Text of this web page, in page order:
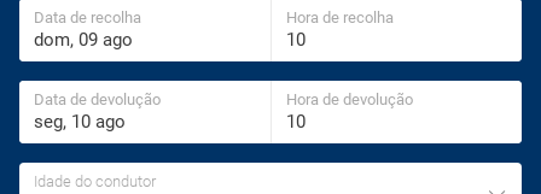
Data de recolha Hora de recolha
Data de devolução Hora de devolução
Idade do condutor